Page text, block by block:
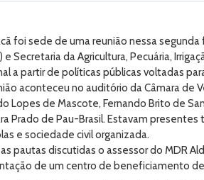
foi sede de uma reunião nessa
e Secretaria da Agricultura, Pecuária,
a partir de políticas públicas voltadas
aconteceu no auditório da Câmara de
Lopes de Mascote, Fernando Brito de
Prado de Pau-Brasil. Estavam
e sociedade civil organizada.
pautas discutidas o assessor do MDR
de um centro de beneficiamento